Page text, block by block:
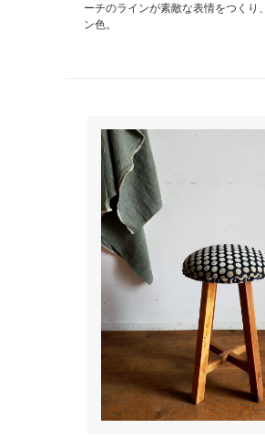
ーチのラインが素敵な表情をつくり
ン色。